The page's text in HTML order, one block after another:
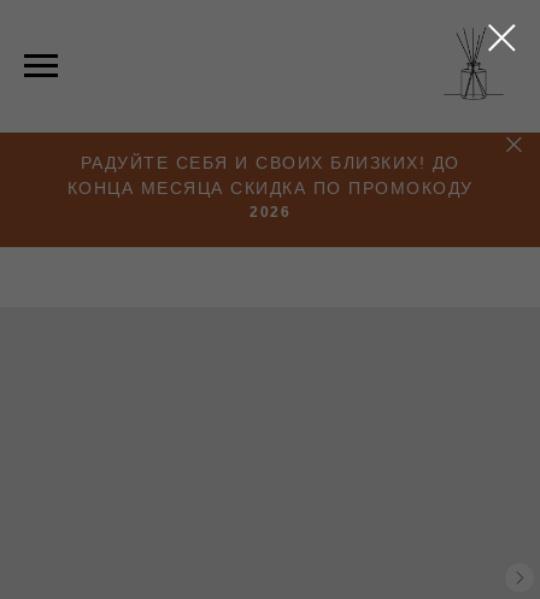
РАДУЙТЕ СЕБЯ И СВОИХ БЛИЗКИХ! ДО
КОНЦА МЕСЯЦА СКИДКА ПО ПРОМОКОДУ
2026